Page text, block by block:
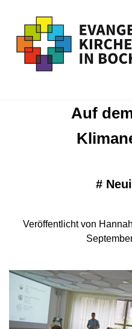
Auf
#
Veröffentlicht von